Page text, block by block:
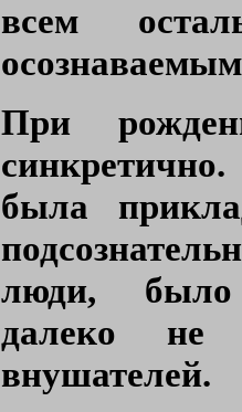
всем
При
была
люди, было
далеко не
внушателей.